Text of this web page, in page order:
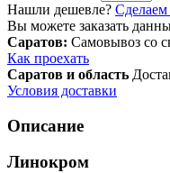
Нашли дешевле? Сделаем
Вы можете заказать
Саратов: Самовывоз со
Как проехать
Саратов и область
Условия доставки
Описание
Линокром